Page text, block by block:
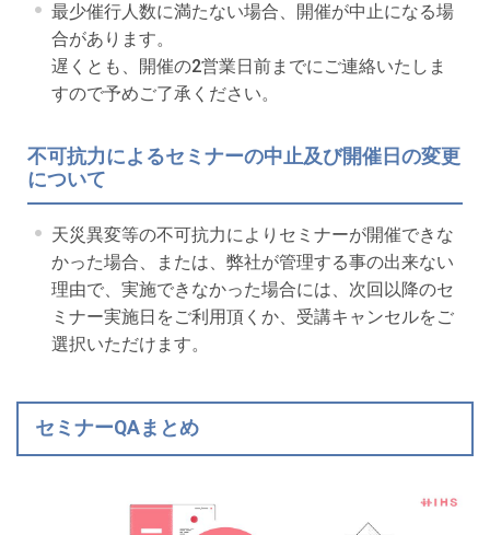
最少催行人数に満たない場合、開催が中止になる場
合があります。
遅くとも、開催の2営業日前までにご連絡いたしま
すので予めご了承ください。
不可抗力によるセミナーの中止及び開催日の変更
について
天災異変等の不可抗力によりセミナーが開催できな
かった場合、または、弊社が管理する事の出来ない
理由で、実施できなかった場合には、次回以降のセ
ミナー実施日をご利用頂くか、受講キャンセルをご
選択いただけます。
セミナーQAまとめ